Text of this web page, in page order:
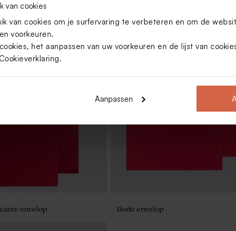
van cookies
van cookies om je surfervaring te verbeteren en om de
voorkeuren.
het aanpassen van uw voorkeuren en de lijst van
Cookieverklaring.
Aanpassen
envelop Rode envelop